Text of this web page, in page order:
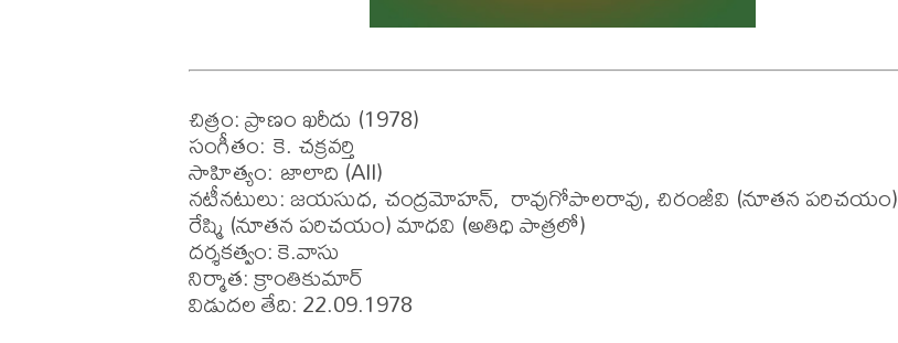
చిత్రం: ప్రాణం ఖరీదు (1978)
సంగీతం: కె. చక్రవర్తి
సాహిత్యం: జాలాది (All)
నటీనటులు: జయసుధ, చంద్రమోహన్,  రావుగోపాలరావు, చిరంజీవి (నూతన పరిచయం)
రేష్మి (నూతన పరిచయం) మాధవి (అతిధి పాత్రలో)
దర్శకత్వం: కె.వాసు
నిర్మాత: క్రాంతికుమార్
విడుదల తేది: 22.09.1978